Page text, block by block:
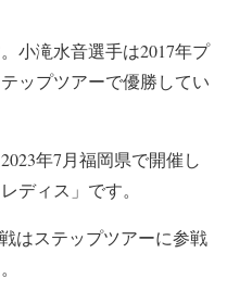
小滝水音選手は2017年プ
ップツアーで優勝してい
年7月福岡県で開催し
ディス」です。
はステップツアーに参戦